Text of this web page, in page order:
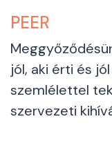
PEER
jól, aki érti és
szemlélettel
szervezeti